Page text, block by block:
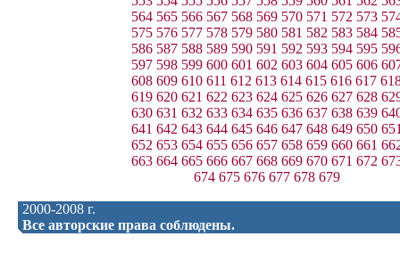
564 565 566 567 568 569 570 571 572 573
575 576 577 578 579 580 581 582 583 584
586 587 588 589 590 591 592 593 594 595
597 598 599 600 601 602 603 604 605 606
608 609 610 611 612 613 614 615 616 617
619 620 621 622 623 624 625 626 627 628
630 631 632 633 634 635 636 637 638 639
641 642 643 644 645 646 647 648 649 650
652 653 654 655 656 657 658 659 660 661
663 664 665 666 667 668 669 670 671 672
674 675 676 677 678 679
2000-2008 г.
Все авторские права соблюдены.